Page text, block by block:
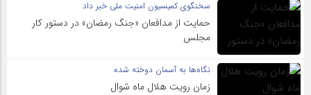
سخنگوی کمیسیون امنیت ملی خبر داد
حمایت از مدافعان «جنگ رمضان» در دستور کار
مجلس
نگاه‌ها به آسمان دوخته شده
زمان رویت هلال ماه شوال